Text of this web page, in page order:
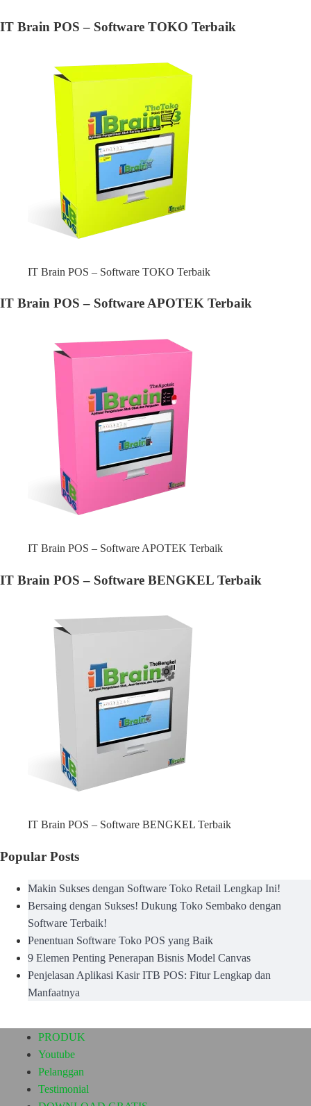
IT Brain POS – Software TOKO Terbaik
IT Brain POS – Software TOKO Terbaik
IT Brain POS – Software APOTEK Terbaik
IT Brain POS – Software APOTEK Terbaik
IT Brain POS – Software BENGKEL Terbaik
IT Brain POS – Software BENGKEL Terbaik
Popular Posts
Makin Sukses dengan Software Toko Retail Lengkap Ini!
Bersaing dengan Sukses! Dukung Toko Sembako dengan
Software Terbaik!
Penentuan Software Toko POS yang Baik
9 Elemen Penting Penerapan Bisnis Model Canvas
Penjelasan Aplikasi Kasir ITB POS: Fitur Lengkap dan
Manfaatnya
PRODUK
Youtube
Pelanggan
Testimonial